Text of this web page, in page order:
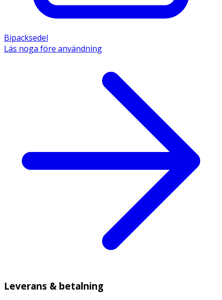
Bipacksedel
Läs noga före användning
Leverans & betalning